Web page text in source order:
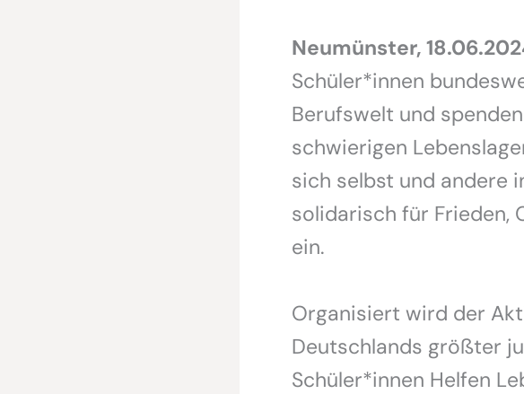
Neumünster,
Schüler*innen
Berufswelt und
schwierigen
sich selbst und andere
solidarisch für Frieden,
ein.
Organisiert wird der
Deutschlands größter
Schüler*innen Helfen